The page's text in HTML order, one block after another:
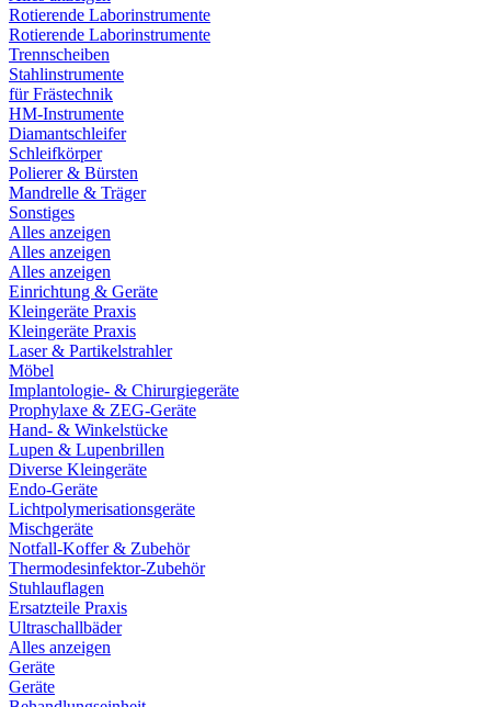
Rotierende Laborinstrumente
Rotierende Laborinstrumente
Trennscheiben
Stahlinstrumente
für Frästechnik
HM-Instrumente
Diamantschleifer
Schleifkörper
Polierer & Bürsten
Mandrelle & Träger
Sonstiges
Alles anzeigen
Alles anzeigen
Alles anzeigen
Einrichtung & Geräte
Kleingeräte Praxis
Kleingeräte Praxis
Laser & Partikelstrahler
Möbel
Implantologie- & Chirurgiegeräte
Prophylaxe & ZEG-Geräte
Hand- & Winkelstücke
Lupen & Lupenbrillen
Diverse Kleingeräte
Endo-Geräte
Lichtpolymerisationsgeräte
Mischgeräte
Notfall-Koffer & Zubehör
Thermodesinfektor-Zubehör
Stuhlauflagen
Ersatzteile Praxis
Ultraschallbäder
Alles anzeigen
Geräte
Geräte